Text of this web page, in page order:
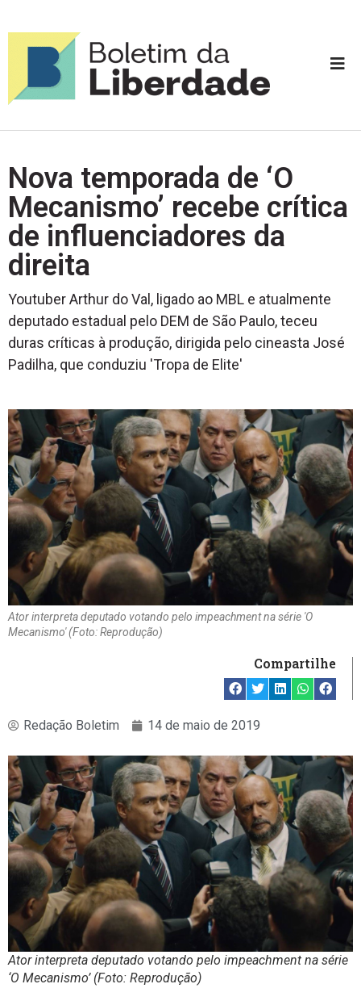
Nova temporada de ‘O
Mecanismo’ recebe crítica
de influenciadores da
direita
Youtuber Arthur do Val, ligado ao MBL e atualmente
deputado estadual pelo DEM de São Paulo, teceu
duras críticas à produção, dirigida pelo cineasta José
Padilha, que conduziu 'Tropa de Elite'
Ator interpreta deputado votando pelo impeachment na série 'O
Mecanismo' (Foto: Reprodução)
Compartilhe
Redação Boletim 14 de maio de 2019
Ator interpreta deputado votando pelo impeachment na série
‘O Mecanismo’ (Foto: Reprodução)